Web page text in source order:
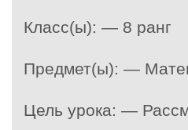
Класс(ы): — 8 ранг
Предмет(ы): —
Цель урока: —